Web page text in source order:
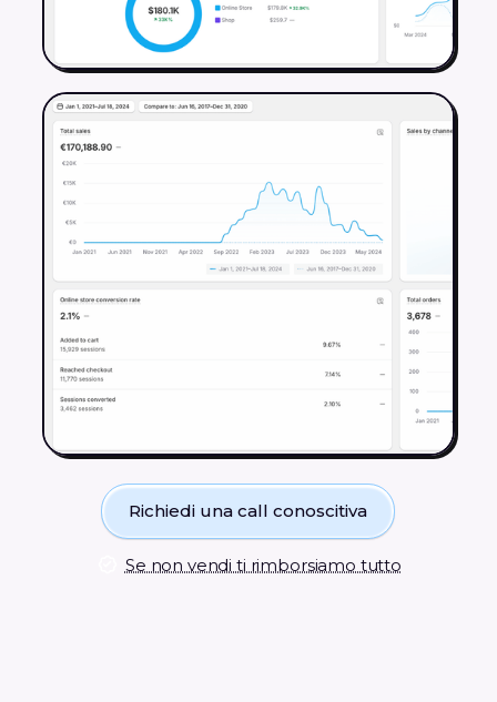
Richiedi una call conoscitiva
Se non vendi ti rimborsiamo tutto